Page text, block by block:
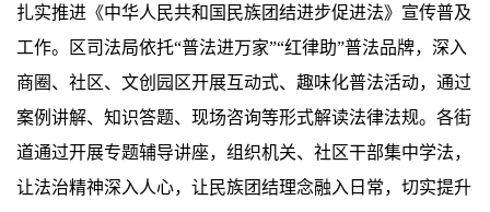
扎实推进《中华人民共和国民族团结进步促进法》宣传普及
工作。区司法局依托“普法进万家”“红律助”普法品牌，深入
商圈、社区、文创园区开展互动式、趣味化普法活动，通过
案例讲解、知识答题、现场咨询等形式解读法律法规。各街
道通过开展专题辅导讲座，组织机关、社区干部集中学法，
让法治精神深入人心，让民族团结理念融入日常，切实提升